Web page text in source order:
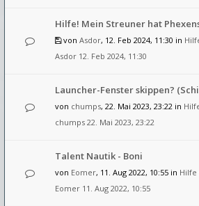
Hilfe! Mein Streuner hat
von Asdor, 12. Feb 2024, 11:30 in
Asdor 12. Feb 2024, 11:30
Launcher-Fenster skippen?
von chumps, 22. Mai 2023, 23:22 in
chumps 22. Mai 2023, 23:22
Talent Nautik - Boni
von Eomer, 11. Aug 2022, 10:55 in Hilfe
Eomer 11. Aug 2022, 10:55